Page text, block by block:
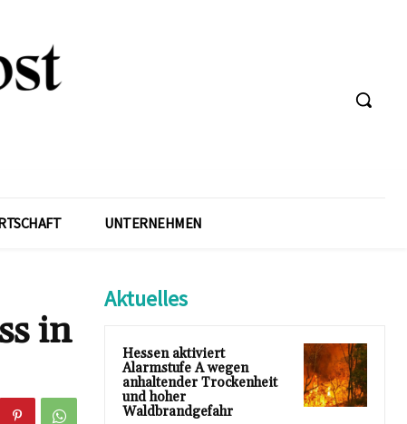
UNTERNEHMEN
in
Aktuelles
Hessen aktiviert
Alarmstufe A wegen
anhaltender Trockenheit
und hoher
Waldbrandgefahr